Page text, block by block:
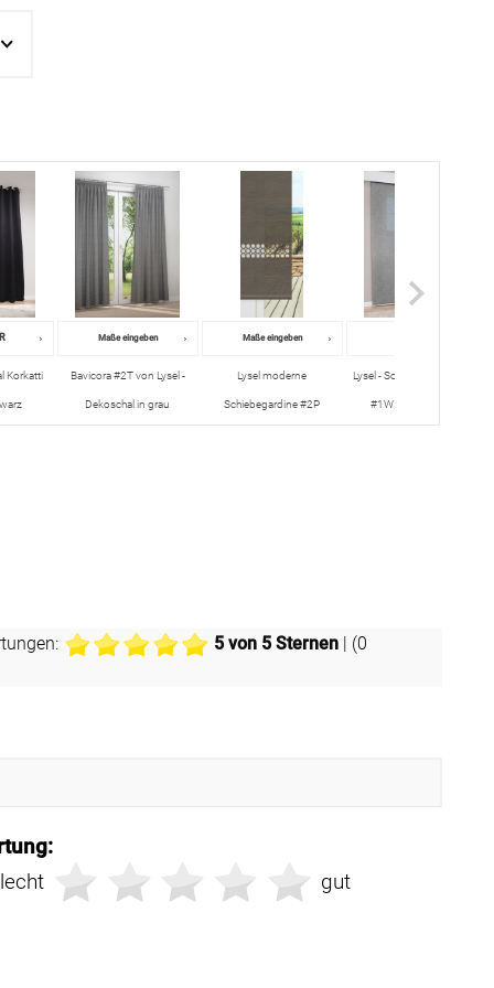
Korkatti
Maße eingeben
Bavicora #2T von Lysel -
Dekoschal in grau
Maße eingeben
Lysel moderne
Schiebegardine #2P
Lysel - Schiebegardine Nela
#1W in Dunkelgrau
5von 5 Sternen | (0
gut